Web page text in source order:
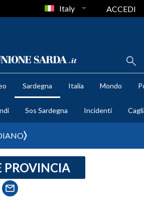
Italy ACCEDI
Sardegna Italia Mondo
Sos Sardegna Incidenti
PROVINCIA